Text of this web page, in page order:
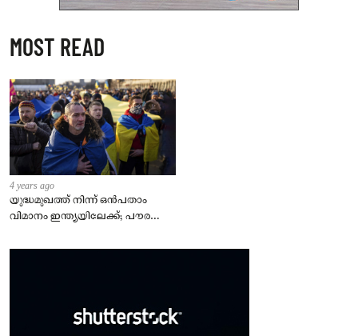
MOST READ
4 years ago
യുദ്ധമുഖത്ത് നിന്ന് ഒൻപതാം
വിമാനം ഇന്ത്യയിലേക്ക്; പൗരന്മാർ
– കേന്ദ്രം